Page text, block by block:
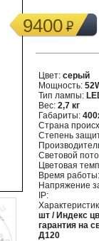
9400
Цвет: серый
Мощность:
Тип лампы:
Вес: 2,7 кг
Габариты:
Страна
Степень
Световой
Цветовая
Время работы:
Напряжение
IP:
шт / Индекс
гарантия на
Д120